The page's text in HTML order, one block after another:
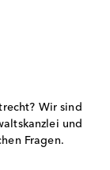
Wir sind
und
Fragen.